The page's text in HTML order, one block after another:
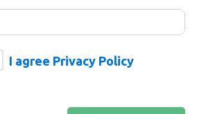
I agree Privacy Policy